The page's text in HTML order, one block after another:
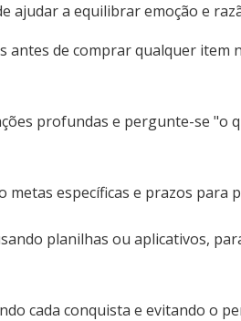
ajudar a equilibrar emoção e
antes de comprar qualquer item
profundas e pergunte-se "o
específicas e prazos para
planilhas ou aplicativos,
cada conquista e evitando o